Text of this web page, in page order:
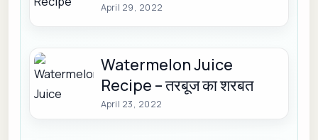
April 29, 2022
Watermelon Juice
Recipe – तरबूज का शरबत
April 23, 2022